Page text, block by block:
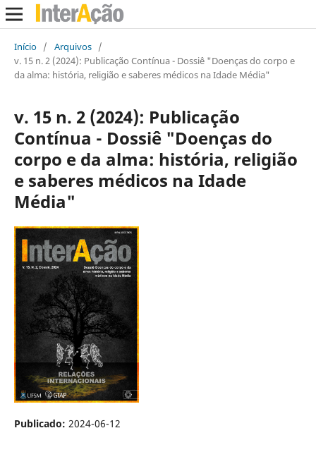
Início / Arquivos /
v. 15 n. 2 (2024): Publicação Contínua - Dossiê "Doenças do corpo e
da alma: história, religião e saberes médicos na Idade Média"
v. 15 n. 2 (2024): Publicação
Contínua - Dossiê "Doenças do
corpo e da alma: história, religião
e saberes médicos na Idade
Média"
Publicado: 2024-06-12